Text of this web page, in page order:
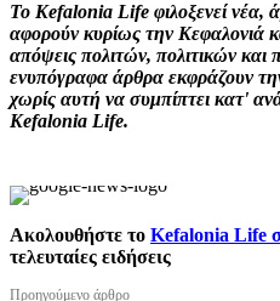
Το Kefalonia Life φιλοξενεί νέα,
αφορούν κυρίως την Κεφαλονιά
απόψεις πολιτών, πολιτικών
ενυπόγραφα άρθρα εκφράζουν
χωρίς αυτή να συμπίπτει κατ'
Kefalonia Life.
Ακολουθήστε το Kefalonia Life
τελευταίες ειδήσεις
Προηγούμενο άρθρο